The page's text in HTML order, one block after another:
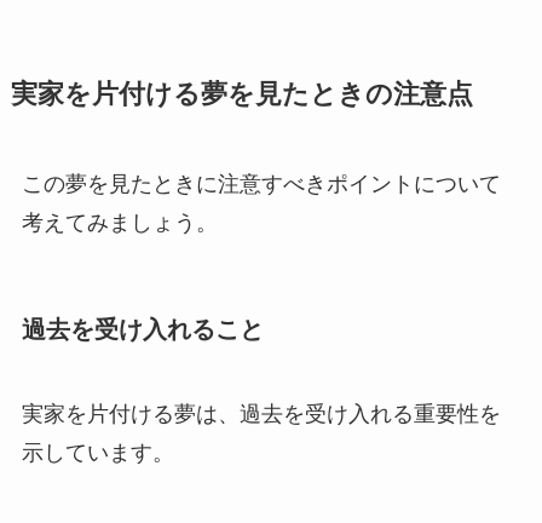
実家を片付ける夢を見たときの注意点
この夢を見たときに注意すべきポイントについて
考えてみましょう。
過去を受け入れること
実家を片付ける夢は、過去を受け入れる重要性を
示しています。